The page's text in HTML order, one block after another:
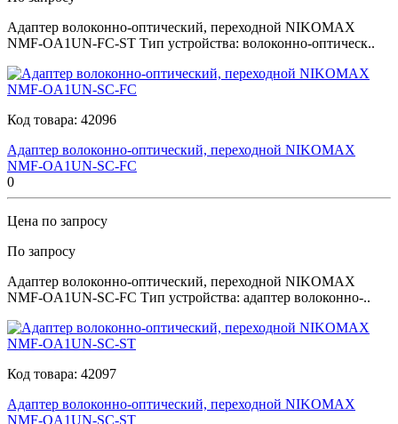
Адаптер волоконно-оптический, переходной NIKOMAX
NMF-OA1UN-FC-ST Тип устройства: волоконно-оптическ..
Код товара: 42096
Адаптер волоконно-оптический, переходной NIKOMAX
NMF-OA1UN-SC-FC
0
Цена по запросу
По запросу
Адаптер волоконно-оптический, переходной NIKOMAX
NMF-OA1UN-SC-FC Тип устройства: адаптер волоконно-..
Код товара: 42097
Адаптер волоконно-оптический, переходной NIKOMAX
NMF-OA1UN-SC-ST